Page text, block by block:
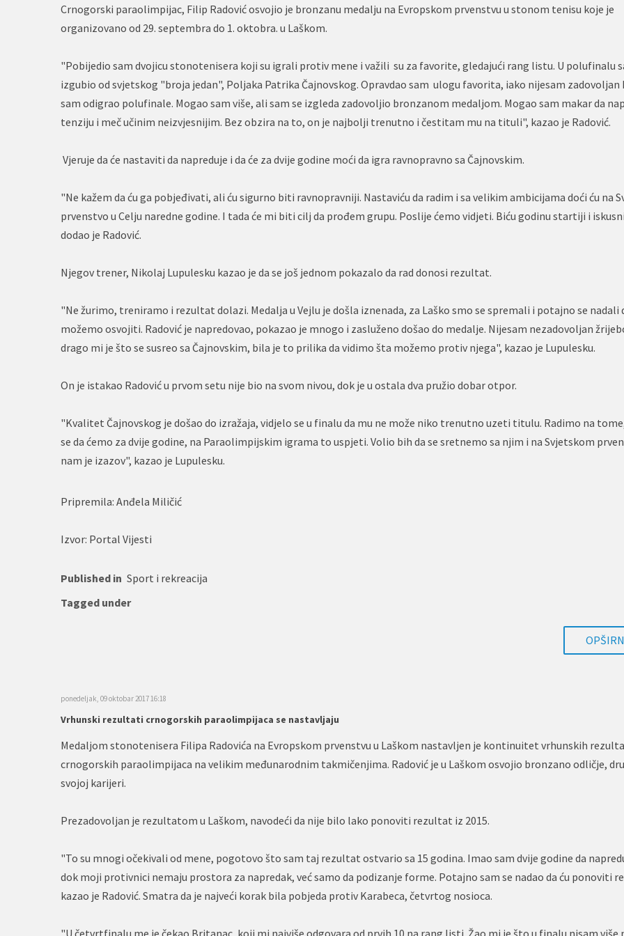
Crnogorski paraolimpijac, Filip Radović osvojio je bronzanu medalju na Evropskom prvenstvu u stonom tenisu koje je
organizovano od 29. septembra do 1. oktobra. u Laškom.
"Pobijedio sam dvojicu stonotenisera koji su igrali protiv mene i važili su za favorite, gledajući rang listu. U polufinalu
izgubio od svjetskog "broja jedan", Poljaka Patrika Čajnovskog. Opravdao sam ulogu favorita, iako nijesam zadovoljan
sam odigrao polufinale. Mogao sam više, ali sam se izgleda zadovoljio bronzanom medaljom. Mogao sam makar da
tenziju i meč učinim neizvjesnijim. Bez obzira na to, on je najbolji trenutno i čestitam mu na tituli", kazao je Radović.
Vjeruje da će nastaviti da napreduje i da će za dvije godine moći da igra ravnopravno sa Čajnovskim.
"Ne kažem da ću ga pobjeđivati, ali ću sigurno biti ravnopravniji. Nastaviću da radim i sa velikim ambicijama doći ću na
prvenstvo u Celju naredne godine. I tada će mi biti cilj da prođem grupu. Poslije ćemo vidjeti. Biću godinu startiji i
dodao je Radović.
Njegov trener, Nikolaj Lupulesku kazao je da se još jednom pokazalo da rad donosi rezultat.
"Ne žurimo, treniramo i rezultat dolazi. Medalja u Vejlu je došla iznenada, za Laško smo se spremali i potajno se nadali
možemo osvojiti. Radović je napredovao, pokazao je mnogo i zasluženo došao do medalje. Nijesam nezadovoljan
drago mi je što se susreo sa Čajnovskim, bila je to prilika da vidimo šta možemo protiv njega", kazao je Lupulesku.
On je istakao Radović u prvom setu nije bio na svom nivou, dok je u ostala dva pružio dobar otpor.
"Kvalitet Čajnovskog je došao do izražaja, vidjelo se u finalu da mu ne može niko trenutno uzeti titulu. Radimo na
se da ćemo za dvije godine, na Paraolimpijskim igrama to uspjeti. Volio bih da se sretnemo sa njim i na Svjetskom
nam je izazov", kazao je Lupulesku.
Pripremila: Anđela Miličić
Izvor: Portal Vijesti
Published in Sport i rekreacija
Tagged under
ponedeljak, 09 oktobar 2017 16:18
Vrhunski rezultati crnogorskih paraolimpijaca se nastavljaju
Medaljom stonotenisera Filipa Radovića na Evropskom prvenstvu u Laškom nastavljen je kontinuitet vrhunskih
crnogorskih paraolimpijaca na velikim međunarodnim takmičenjima. Radović je u Laškom osvojio bronzano odličje,
svojoj karijeri.
Prezadovoljan je rezultatom u Laškom, navodeći da nije bilo lako ponoviti rezultat iz 2015.
"To su mnogi očekivali od mene, pogotovo što sam taj rezultat ostvario sa 15 godina. Imao sam dvije godine da
dok moji protivnici nemaju prostora za napredak, već samo da podizanje forme. Potajno sam se nadao da ću ponoviti
kazao je Radović. Smatra da je najveći korak bila pobjeda protiv Karabeca, četvrtog nosioca.
"U četvrtfinalu me je čekao Britanac, koji mi najviše odgovara od prvih 10 na rang listi. Žao mi je što u finalu nisam više